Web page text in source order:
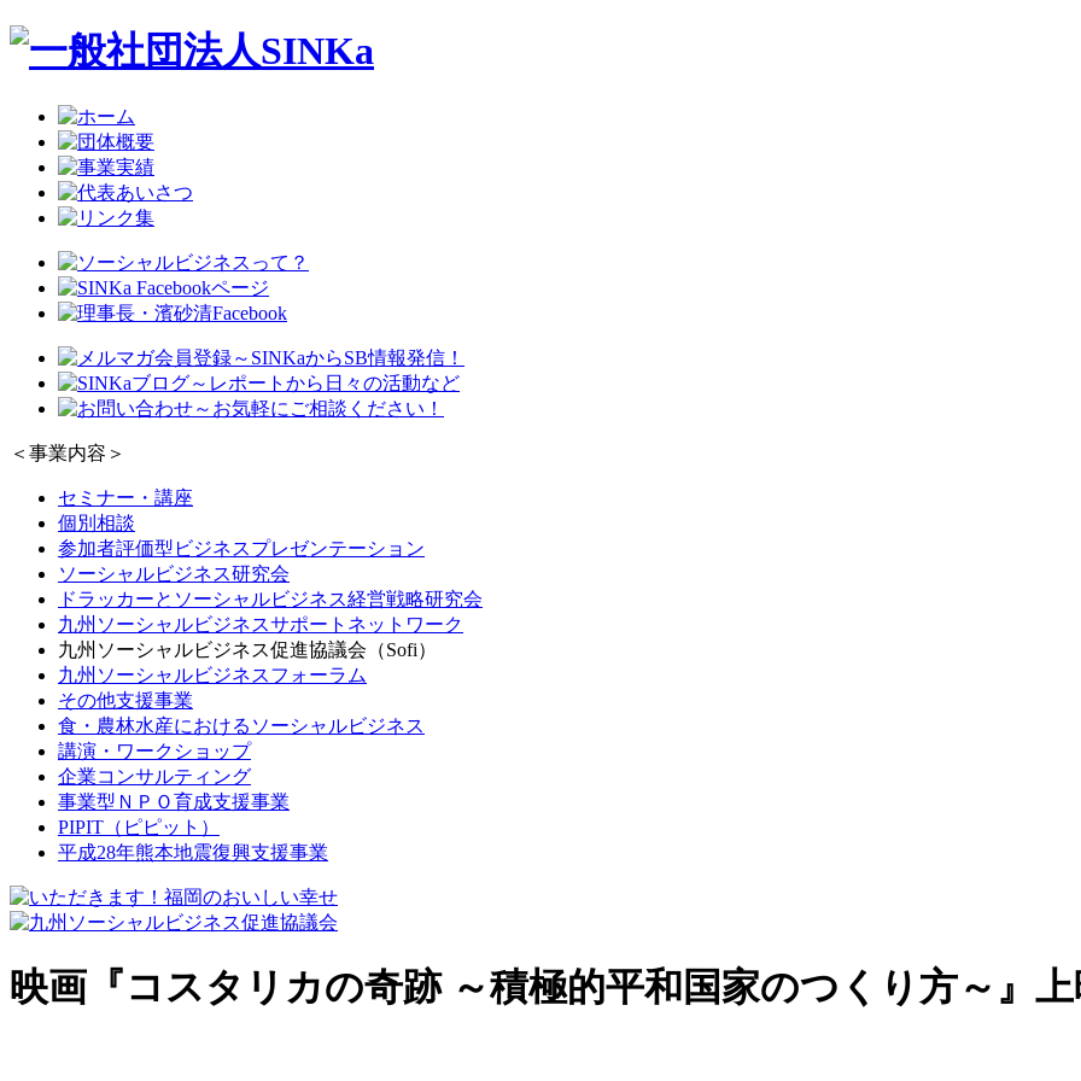
＜事業内容＞
セミナー・講座
個別相談
参加者評価型ビジネスプレゼンテーション
ソーシャルビジネス研究会
ドラッカーとソーシャルビジネス経営戦略研究会
九州ソーシャルビジネスサポートネットワーク
九州ソーシャルビジネス促進協議会（Sofi）
九州ソーシャルビジネスフォーラム
その他支援事業
食・農林水産におけるソーシャルビジネス
講演・ワークショップ
企業コンサルティング
事業型ＮＰＯ育成支援事業
PIPIT（ピピット）
平成28年熊本地震復興支援事業
映画『コスタリカの奇跡 ～積極的平和国家のつくり方～』